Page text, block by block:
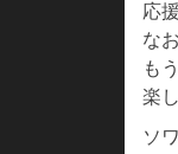
応
な
も
楽
ソ